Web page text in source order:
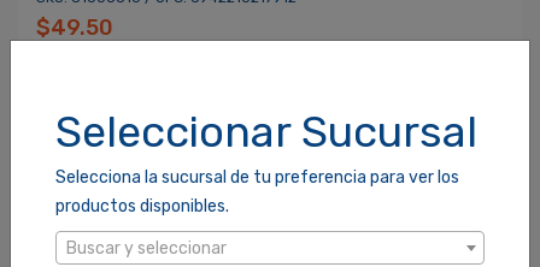
Seleccionar Sucursal
Selecciona la sucursal de tu preferencia para ver los
productos disponibles.
Buscar y seleccionar
$49.50